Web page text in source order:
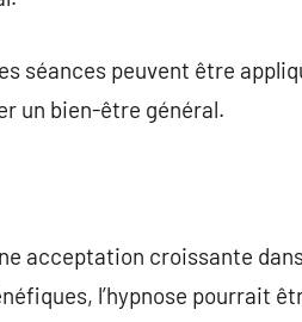
séances peuvent être
un bien-être général.
acceptation croissante
l’hypnose pourrait